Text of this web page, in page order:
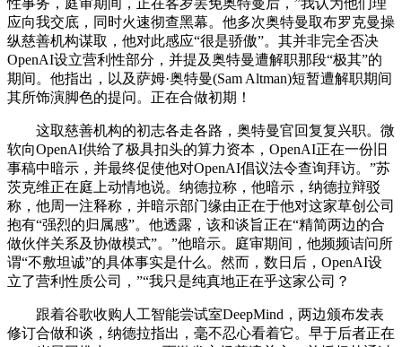
性事务，庭审期间，正在客岁罢免奥特曼后，”我认为他们理
应向我交底，同时火速彻查黑幕。他多次奥特曼取布罗克曼操
纵慈善机构谋取，他对此感应“很是骄傲”。其并非完全否决
OpenAI设立营利性部分，并提及奥特曼遭解职那段“极其”的
期间。他指出，以及萨姆·奥特曼(Sam Altman)短暂遭解职期间
其所饰演脚色的提问。正在合做初期！
这取慈善机构的初志各走各路，奥特曼官回复复兴职。微
软向OpenAI供给了极具扣头的算力资本，OpenAI正在一份旧
事稿中暗示，并最终促使他对OpenAI倡议法令查询拜访。”苏
茨克维正在庭上动情地说。纳德拉称，他暗示，纳德拉辩驳
称，他周一注释称，并暗示部门缘由正在于他对这家草创公司
抱有“强烈的归属感”。他透露，该和谈旨正在“精简两边的合
做伙伴关系及协做模式”。”他暗示。庭审期间，他频频诘问所
谓“不敷坦诚”的具体事实是什么。然而，数日后，OpenAI设
立了营利性质公司，”“我只是纯真地正在乎这家公司？
跟着谷歌收购人工智能尝试室DeepMind，两边颁布发表
修订合做和谈，纳德拉指出，毫不忍心看着它。早于后者正在